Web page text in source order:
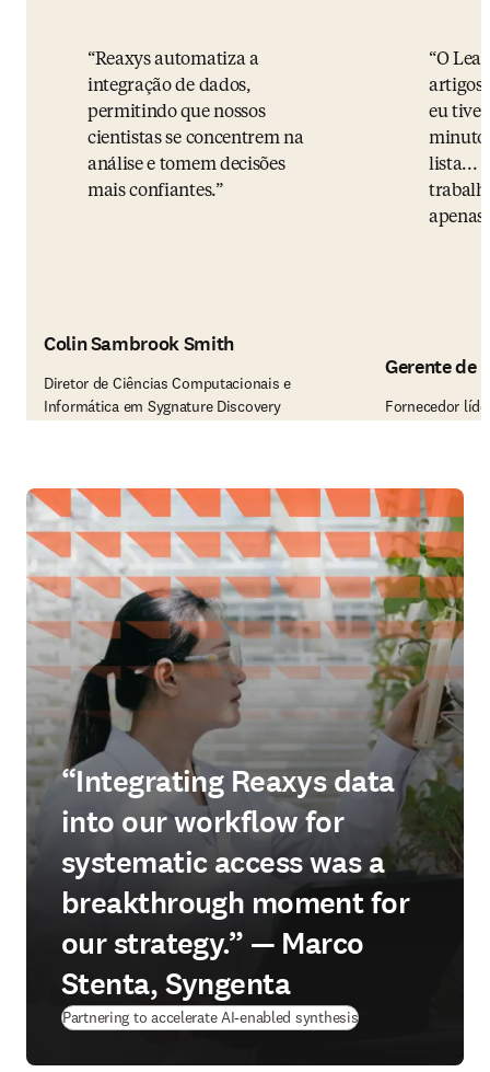
Reaxys automatiza a
integração de dados,
permitindo que nossos
cientistas se concentrem na
análise e tomem decisões
mais confiantes.
Colin Sambrook Smith
Diretor de Ciências Computacionais e
Informática em Sygnature Discovery
O
artigos
eu
lista...
apenas
Gerente de
Fornecedor
“Integrating Reaxys data
into our workflow for
systematic access was a
breakthrough moment for
our strategy.” — Marco
Stenta, Syngenta
Partnering to accelerate AI-enabled synthesis(